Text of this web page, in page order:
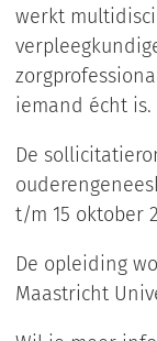
werkt
iemand écht is.
De
t/m 15 oktober
De opleiding
Maastricht